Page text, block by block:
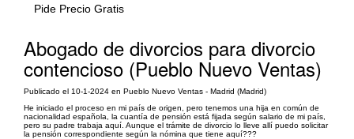
Pide Precio Gratis
Abogado de divorcios para divorcio
contencioso (Pueblo Nuevo Ventas)
Publicado el 10-1-2024 en Pueblo Nuevo Ventas - Madrid (Madrid)
He iniciado el proceso en mi país de origen, pero tenemos una hija en común de
nacionalidad española, la cuantía de pensión está fijada según salario de mi país,
pero su padre trabaja aquí. Aunque el trámite de divorcio lo lleve allí puedo solicitar
la pensión correspondiente según la nómina que tiene aquí???